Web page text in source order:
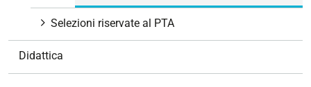
Selezioni riservate al PTA
Didattica